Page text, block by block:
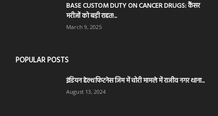
BASE CUSTOM DUTY ON CANCER DRUGS: कैंसर
मरीजों को बड़ी राहत!...
March 9, 2025
POPULAR POSTS
इंडियन हेल्थ फिटनेस जिम में चोरी मामले में राजीव नगर थाना...
August 13, 2024